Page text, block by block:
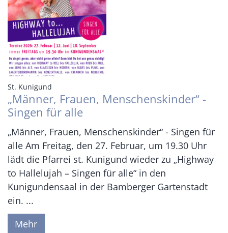
St. Kunigund
„Männer, Frauen, Menschenskinder“ -
Singen für alle
„Männer, Frauen, Menschenskinder“ - Singen für
alle Am Freitag, den 27. Februar, um 19.30 Uhr
lädt die Pfarrei st. Kunigund wieder zu „Highway
to Hallelujah – Singen für alle“ in den
Kunigundensaal in der Bamberger Gartenstadt
ein. ...
Mehr